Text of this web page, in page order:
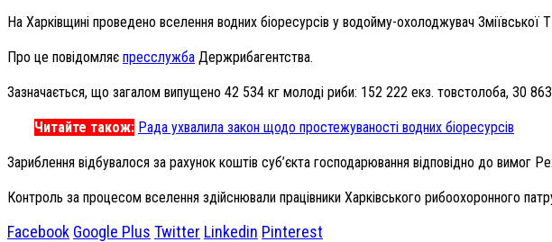
На Харківщині проведено вселення водних біоресурсів у водойму-охолоджувач
Про це повідомляє пресслужба Держрибагентства.
Зазначається, що загалом випущено 42 534 кг молоді риби: 152 222 екз. товстолоба, 30
Читайте також: Рада ухвалила закон щодо простежуваності водних біоресурсів
Зариблення відбувалося за рахунок коштів суб’єкта господарювання відповідно до вимог
Контроль за процесом вселення здійснювали працівники Харківського рибоохоронного
Facebook Google Plus Twitter Linkedin Pinterest